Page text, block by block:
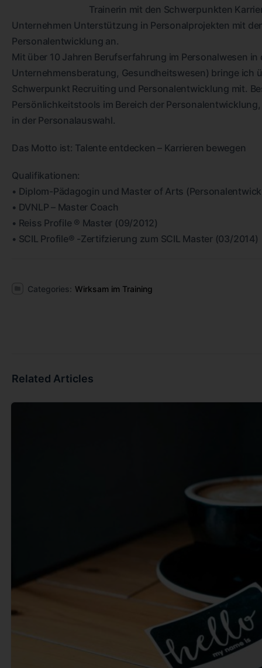
Trainerin mit den Schwerpunkten
Unternehmen Unterstützung in Personalprojekten mit
Personalentwicklung an.
Mit über 10 Jahren Berufserfahrung im Personalwesen
Unternehmensberatung, Gesundheitswesen) bringe ich
Schwerpunkt Recruiting und Personalentwicklung mit.
Persönlichkeitstools im Bereich der
in der Personalauswahl.
Das Motto ist: Talente entdecken – Karrieren bewegen
Qualifikationen:
• Diplom-Pädagogin und Master of Arts
• DVNLP – Master Coach
• Reiss Profile ® Master (09/2012)
• SCIL Profile® -Zertifzierung zum SCIL Master (03/2014)
Categories: Wirksam im Training
Related Articles